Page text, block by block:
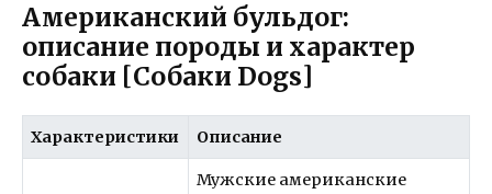
Американский бульдог:
описание породы и характер
собаки [Собаки Dogs]
Характеристики Описание
Мужские американские